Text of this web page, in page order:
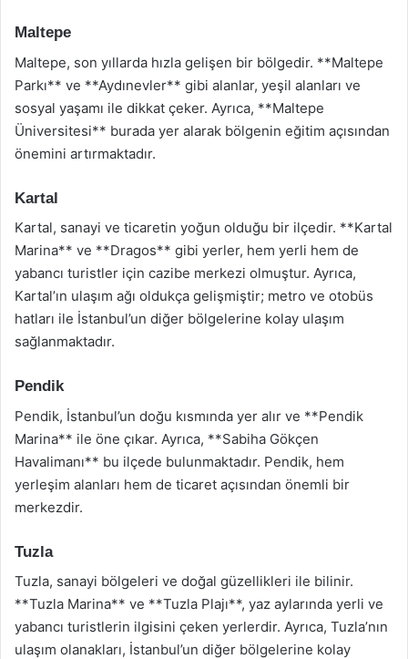
Maltepe
Maltepe, son yıllarda hızla gelişen bir bölgedir. **Maltepe
Parkı** ve **Aydınevler** gibi alanlar, yeşil alanları ve
sosyal yaşamı ile dikkat çeker. Ayrıca, **Maltepe
Üniversitesi** burada yer alarak bölgenin eğitim açısından
önemini artırmaktadır.
Kartal
Kartal, sanayi ve ticaretin yoğun olduğu bir ilçedir. **Kartal
Marina** ve **Dragos** gibi yerler, hem yerli hem de
yabancı turistler için cazibe merkezi olmuştur. Ayrıca,
Kartal’ın ulaşım ağı oldukça gelişmiştir; metro ve otobüs
hatları ile İstanbul’un diğer bölgelerine kolay ulaşım
sağlanmaktadır.
Pendik
Pendik, İstanbul’un doğu kısmında yer alır ve **Pendik
Marina** ile öne çıkar. Ayrıca, **Sabiha Gökçen
Havalimanı** bu ilçede bulunmaktadır. Pendik, hem
yerleşim alanları hem de ticaret açısından önemli bir
merkezdir.
Tuzla
Tuzla, sanayi bölgeleri ve doğal güzellikleri ile bilinir.
**Tuzla Marina** ve **Tuzla Plajı**, yaz aylarında yerli ve
yabancı turistlerin ilgisini çeken yerlerdir. Ayrıca, Tuzla’nın
ulaşım olanakları, İstanbul’un diğer bölgelerine kolay